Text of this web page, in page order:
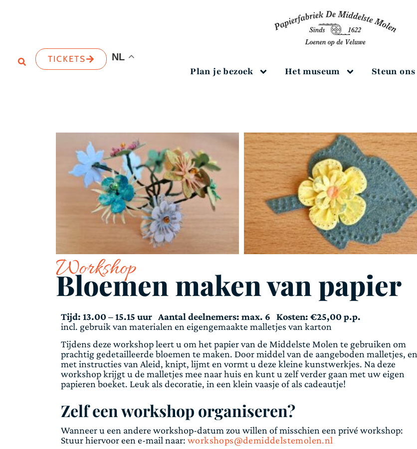
TICKETS NL
Plan je bezoek Het museum Steun ons
Workshop
Bloemen maken van papier
Tijd: 13.00 – 15.15 uur Aantal deelnemers: max. 6 Kosten: €25,00 p.p.
incl. gebruik van materialen en eigengemaakte malletjes van karton
Tijdens deze workshop leert u om het papier van de Middelste Molen te gebruiken om
prachtig gedetailleerde bloemen te maken. Door middel van de aangeboden malletjes, en
met instructies van Aleid, knipt, lijmt en vormt u deze kleine kunstwerkjes. Na deze
workshop krijgt u de malletjes mee naar huis en kunt u zelf verder gaan met uw eigen
papieren boeket. Leuk als decoratie, in een klein vaasje of als cadeautje!
Zelf een workshop organiseren?
Wanneer u een andere workshop-datum zou willen of misschien een privé workshop:
Stuur hiervoor een e-mail naar: workshops@demiddelstemolen.nl